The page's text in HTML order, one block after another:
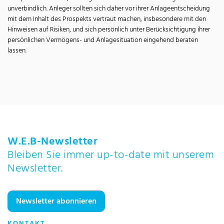
unverbindlich. Anleger sollten sich daher vor ihrer Anlageentscheidung
mit dem Inhalt des Prospekts vertraut machen, insbesondere mit den
Hinweisen auf Risiken, und sich persönlich unter Berücksichtigung ihrer
persönlichen Vermögens- und Anlagesituation eingehend beraten
lassen.
W.E.B-Newsletter
Bleiben Sie immer up-to-date mit unserem
Newsletter.
Newsletter abonnieren